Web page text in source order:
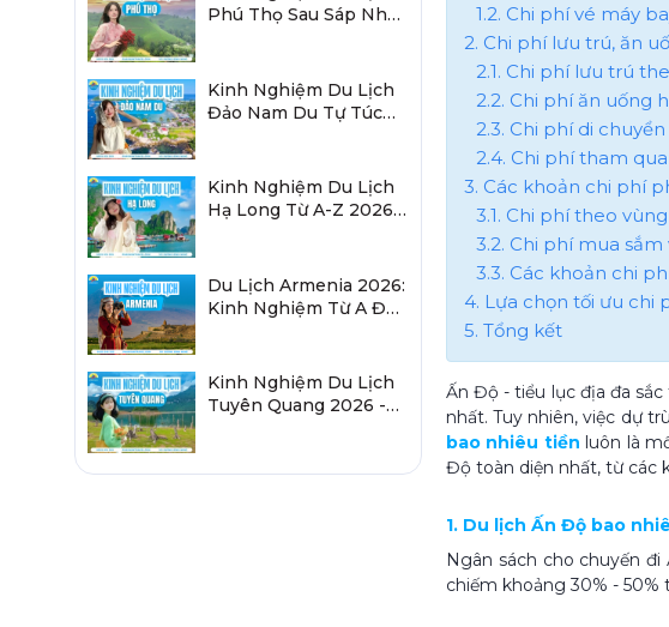
1.2. Chi phí vé máy
2. Chi phí lưu trú, ăn
2.1. Chi phí lưu trú
2.2. Chi phí ăn uống
2.3. Chi phí di
2.4. Chi phí tham
3. Các khoản chi phí
3.1. Chi phí theo
3.2. Chi phí mua
3.3. Các khoản chi
4. Lựa chọn tối ưu chi
5. Tổng kết
Ấn Độ - tiểu lục địa đa
nhất. Tuy nhiên, việc dự
bao nhiêu tiền luôn là
Độ toàn diện nhất, từ các
1. Du lịch Ấn Độ bao
Ngân sách cho chuyến
chiếm khoảng 30% -
Phú Thọ Sau Sáp Nhập
Kinh Nghiệm Du Lịch
Đảo Nam Du Tự Túc
Kinh Nghiệm Du Lịch
Hạ Long Từ A-Z 2026:
Du Lịch Armenia 2026:
Kinh Nghiệm Từ A Đến
Kinh Nghiệm Du Lịch
Tuyên Quang 2026 -